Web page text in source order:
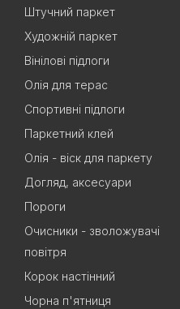
Штучний паркет
Художній паркет
Вінілові підлоги
Олія для терас
Спортивні підлоги
Паркетний клей
Олія - віск для паркету
Догляд, аксесуари
Пороги
Очисники - зволожувачі
повітря
Корок настінний
Чорна п'ятниця